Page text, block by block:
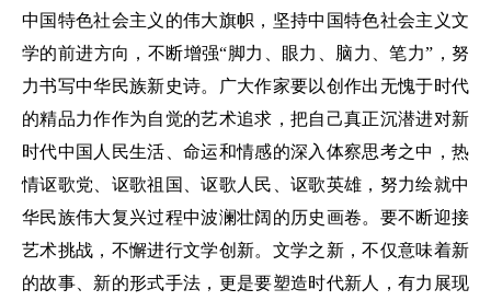
中国特色社会主义的伟大旗帜，坚持中国特色社会主义文
学的前进方向，不断增强“脚力、眼力、脑力、笔力”，努
力书写中华民族新史诗。广大作家要以创作出无愧于时代
的精品力作作为自觉的艺术追求，把自己真正沉潜进对新
时代中国人民生活、命运和情感的深入体察思考之中，热
情讴歌党、讴歌祖国、讴歌人民、讴歌英雄，努力绘就中
华民族伟大复兴过程中波澜壮阔的历史画卷。要不断迎接
艺术挑战，不懈进行文学创新。文学之新，不仅意味着新
的故事、新的形式手法，更是要塑造时代新人，有力展现